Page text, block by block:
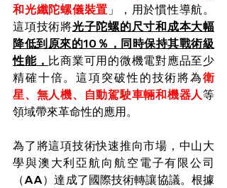
和光纖陀螺儀裝置 」，用於慣性導航。
這項技術將光子陀螺的尺寸和成本大幅
降低到原來的10％，同時保持其戰術級
性能， 比商業可用的微機電對應品至少
精確十倍。這項突破性的技術將為衛
星、無人機、自動駕駛車輛和機器人等
領域帶來革命性的應用。
為了將這項技術快速推向市場，中山大
學與澳大利亞航向航空電子有限公司
（AA）達成了國際技術轉讓協議。根據